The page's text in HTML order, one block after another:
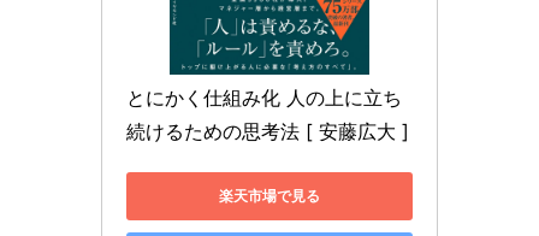
とにかく仕組み化 人の上に立ち
続けるための思考法 [ 安藤広大 ]
楽天市場で見る